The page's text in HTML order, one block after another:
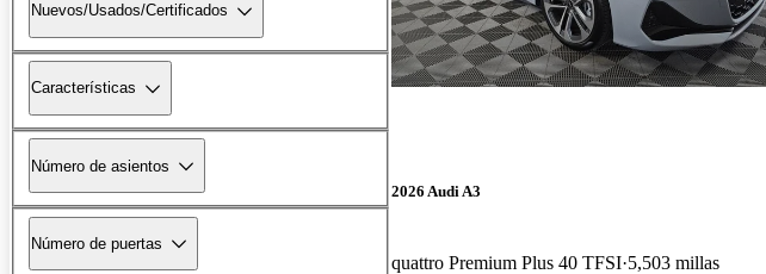
Nuevos/Usados/Certificados
Características
Número de asientos
Número de puertas
2026 Audi A3
quattro Premium Plus 40 TFSI 5,503 millas